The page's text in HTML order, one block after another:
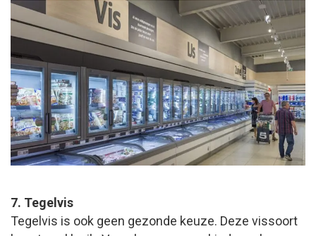
7. Tegelvis
Tegelvis is ook geen gezonde keuze. Deze vissoort